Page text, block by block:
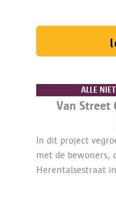
ALLE
Van Street
In dit project
met de bewoners,
Herentalsestraat